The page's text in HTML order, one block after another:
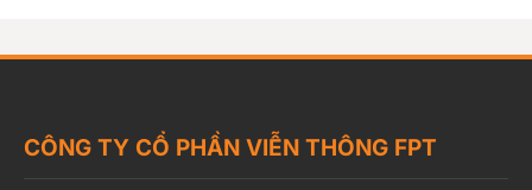
CÔNG TY CỔ PHẦN VIỄN THÔNG FPT